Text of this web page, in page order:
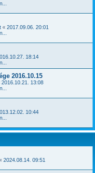
« 2017.09.06. 20:01
18:14
2016.10.15
2016.10.21. 13:08
10:44
2024.08.14. 09:51